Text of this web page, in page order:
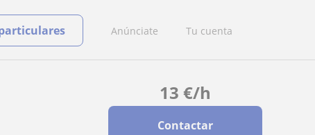
Anúnciate Tu cuenta
13 €/h
Contactar